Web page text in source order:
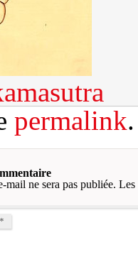
permalink.
mail ne sera pas publiée. Les
*